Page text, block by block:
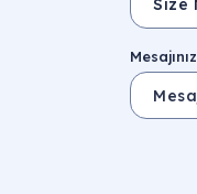
Mesajınız